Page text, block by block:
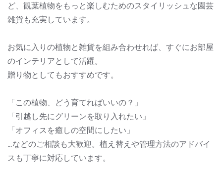
ど、観葉植物をもっと楽しむためのスタイリッシュな園芸
雑貨も充実しています。
お気に入りの植物と雑貨を組み合わせれば、すぐにお部屋
のインテリアとして活躍。
贈り物としてもおすすめです。
「この植物、どう育てればいいの？」
「引越し先にグリーンを取り入れたい」
「オフィスを癒しの空間にしたい」
…などのご相談も大歓迎。植え替えや管理方法のアドバイ
スも丁寧に対応しています。